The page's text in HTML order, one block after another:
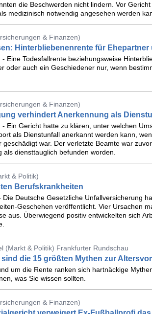
die Beschwerden nicht lindern. Vor
medizinisch notwendig angesehen werden
& Finanzen)
Hinterbliebenenrente für Ehepartner
- Eine Todesfallrente beziehungsweise
oder auch ein Geschiedener nur, wenn
& Finanzen)
verhindert Anerkennung als
- Ein Gericht hatte zu klären, unter welchen
als Dienstunfall anerkannt werden kann,
geschädigt war. Der verletzte Beamte war
als diensttauglich befunden worden.
& Politik)
Berufskrankheiten
Die Deutsche Gesetzliche Unfallversicherung
Geschehen veröffentlicht. Vier Ursachen
aus. Überwiegend positiv entwickelten sich
(Markt & Politik) Frankfurter Rundschau
sind die 15 größten Mythen zur
um die Rente ranken sich hartnäckige
was Sie wissen sollten.
& Finanzen)